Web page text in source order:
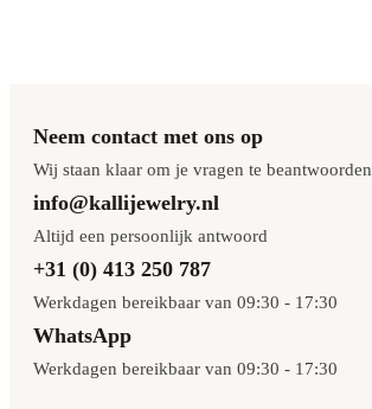
Neem contact met ons op
Wij staan klaar om je vragen te beantwoorden
info@kallijewelry.nl
Altijd een persoonlijk antwoord
+31 (0) 413 250 787
Werkdagen bereikbaar van 09:30 - 17:30
WhatsApp
Werkdagen bereikbaar van 09:30 - 17:30